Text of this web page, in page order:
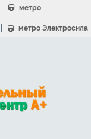
метро
метро Электросила